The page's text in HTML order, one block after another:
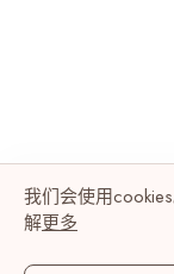
我们会使用
解更多